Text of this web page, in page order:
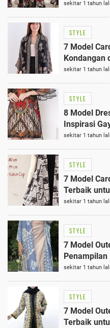
Acara 2025
sekitar 1 tahun
STYLE
7 Model
Kondangan
50 Tahunan
sekitar 1 tahun
STYLE
8 Model
Inspirasi
Berbagai
sekitar 1 tahun
STYLE
7 Model
Terbaik
sekitar 1 tahun
STYLE
7 Model
sekitar 1 tahun
STYLE
7 Model
Terbaik